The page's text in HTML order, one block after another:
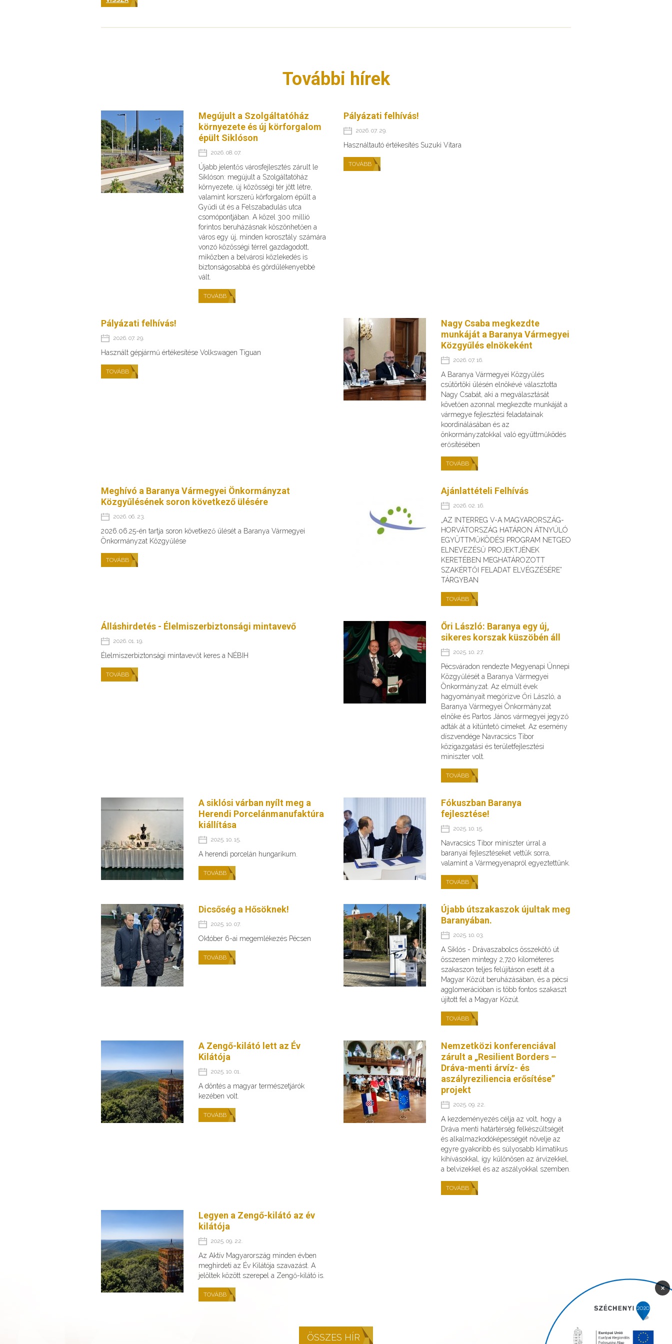
További hírek
Megújult a Szolgáltatóház
környezete és új körforgalom
épült Siklóson
2026. 08. 07.
Újabb jelentős városfejlesztés zárult le
Siklóson: megújult a Szolgáltatóház
környezete, új közösségi tér jött létre,
valamint korszerű körforgalom épült a
Gyűdi út és a Felszabadulás utca
csomópontjában. A közel 300 millió
forintos beruházásnak köszönhetően a
város egy új, minden korosztály számára
vonzó közösségi térrel gazdagodott,
miközben a belvárosi közlekedés is
biztonságosabbá és gördülékenyebbé
vált.
TOVÁBB
Pályázati felhívás!
2026. 07. 29.
Használtautó értékesítés Suzuki Vitara
TOVÁBB
Pályázati felhívás!
2026. 07. 29.
Használt gépjármű értékesítése Volkswagen Tiguan
TOVÁBB
Nagy Csaba megkezdte
munkáját a Baranya Vármegyei
Közgyűlés elnökeként
2026. 07. 16.
A Baranya Vármegyei Közgyűlés
csütörtöki ülésén elnökévé választotta
Nagy Csabát, aki a megválasztását
követően azonnal megkezdte munkáját a
vármegye fejlesztési feladatainak
koordinálásában és az
önkormányzatokkal való együttműködés
erősítésében
TOVÁBB
Meghívó a Baranya Vármegyei Önkormányzat
Közgyűlésének soron következő ülésére
2026. 06. 23.
2026.06.25-én tartja soron következő ülését a Baranya Vármegyei
Önkormányzat Közgyűlése
TOVÁBB
Ajánlattételi Felhívás
2026. 02. 16.
„AZ INTERREG V-A MAGYARORSZÁG-
HORVÁTORSZÁG HATÁRON ÁTNYÚLÓ
EGYÜTTMŰKÖDÉSI PROGRAM NETGEO
ELNEVEZÉSŰ PROJEKTJÉNEK
KERETÉBEN MEGHATÁROZOTT
SZAKÉRTŐI FELADAT ELVÉGZÉSÉRE”
TÁRGYBAN
TOVÁBB
Álláshirdetés - Élelmiszerbiztonsági mintavevő
2026. 01. 19.
Élelmiszerbiztonsági mintavevőt keres a NÉBIH
TOVÁBB
Őri László: Baranya egy új,
sikeres korszak küszöbén áll
2025. 10. 27.
Pécsváradon rendezte Megyenapi Ünnepi
Közgyűlését a Baranya Vármegyei
Önkormányzat. Az elmúlt évek
hagyományait megőrizve Őri László, a
Baranya Vármegyei Önkormányzat
elnöke és Partos János vármegyei jegyző
adták át a kitüntető címeket. Az esemény
díszvendége Navracsics Tibor
közigazgatási és területfejlesztési
miniszter volt.
TOVÁBB
A siklósi várban nyílt meg a
Herendi Porcelánmanufaktúra
kiállítása
2025. 10. 15.
A herendi porcelán hungarikum.
TOVÁBB
Fókuszban Baranya
fejlesztése!
2025. 10. 15.
Navracsics Tibor miniszter úrral a
baranyai fejlesztéseket vettük sorra,
valamint a Vármegyenapról egyeztettünk.
TOVÁBB
Dicsőség a Hősöknek!
2025. 10. 07.
Október 6-ai megemlékezés Pécsen
TOVÁBB
Újabb útszakaszok újultak meg
Baranyában.
2025. 10. 03.
A Siklós - Drávaszabolcs összekötő út
összesen mintegy 2,720 kilométeres
szakaszon teljes felújításon esett át a
Magyar Közút beruházásában, és a pécsi
agglomerációban is több fontos szakaszt
újított fel a Magyar Közút.
TOVÁBB
A Zengő-kilátó lett az Év
Kilátója
2025. 10. 01.
A döntés a magyar természetjárók
kezében volt.
TOVÁBB
Nemzetközi konferenciával
zárult a „Resilient Borders –
Dráva-menti árvíz- és
aszályreziliencia erősítése”
projekt
2025. 09. 22.
A kezdeményezés célja az volt, hogy a
Dráva menti határtérség felkészültségét
és alkalmazkodóképességét növelje az
egyre gyakoribb és súlyosabb klimatikus
kihívásokkal, így különösen az árvizekkel,
a belvizekkel és az aszályokkal szemben.
TOVÁBB
Legyen a Zengő-kilátó az év
kilátója
2025. 09. 22.
Az Aktív Magyarország minden évben
meghirdeti az Év Kilátója szavazást. A
jelöltek között szerepel a Zengő-kilátó is.
TOVÁBB
ÖSSZES HÍR
×